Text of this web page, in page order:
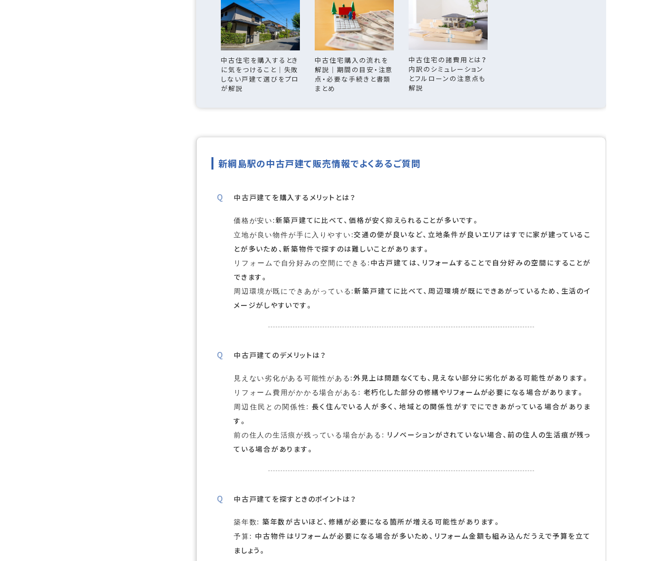
中古住宅を購入するとき
に気をつけること｜失敗
しない戸建て選びをプロ
が解説
中古住宅購入の流れを
解説｜期間の目安・注意
点・必要な手続きと書類
まとめ
中古住宅の諸費用とは？
内訳のシミュレーション
とフルローンの注意点も
解説
新綱島駅の中古戸建て販売情報でよくあるご質問
中古戸建てを購入するメリットとは？
価格が安い:新築戸建てに比べて、価格が安く抑えられることが多いです。
立地が良い物件が手に入りやすい:交通の便が良いなど、立地条件が良いエリアはすでに家が建っているこ
とが多いため、新築物件で探すのは難しいことがあります。
リフォームで自分好みの空間にできる :中古戸建ては、リフォームすることで自分好みの空間にすることが
できます。
周辺環境が既にできあがっている :新築戸建てに比べて、周辺環境が既にできあがっているため、生活のイ
メージがしやすいです。
中古戸建てのデメリットは？
見えない劣化がある可能性がある :外見上は問題なくても、見えない部分に劣化がある可能性があります。
リフォーム費用がかかる場合がある : 老朽化した部分の修繕やリフォームが必要になる場合があります。
周辺住民との関係性 : 長く住んでいる人が多く、地域との関係性がすでにできあがっている場合がありま
す。
前の住人の生活痕が残っている場合がある : リノベーションがされていない場合、前の住人の生活痕が残っ
ている場合があります。
中古戸建てを探すときのポイントは？
築年数: 築年数が古いほど、修繕が必要になる箇所が増える可能性があります。
予算: 中古物件はリフォームが必要になる場合が多いため、リフォーム金額も組み込んだうえで予算を立て
ましょう。